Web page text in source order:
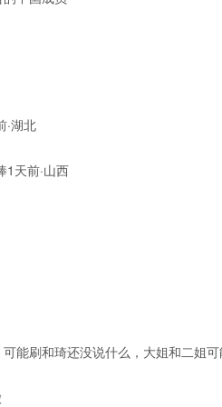
·湖北
1天前·山西
能刷和琦还没说什么，大姐和二姐